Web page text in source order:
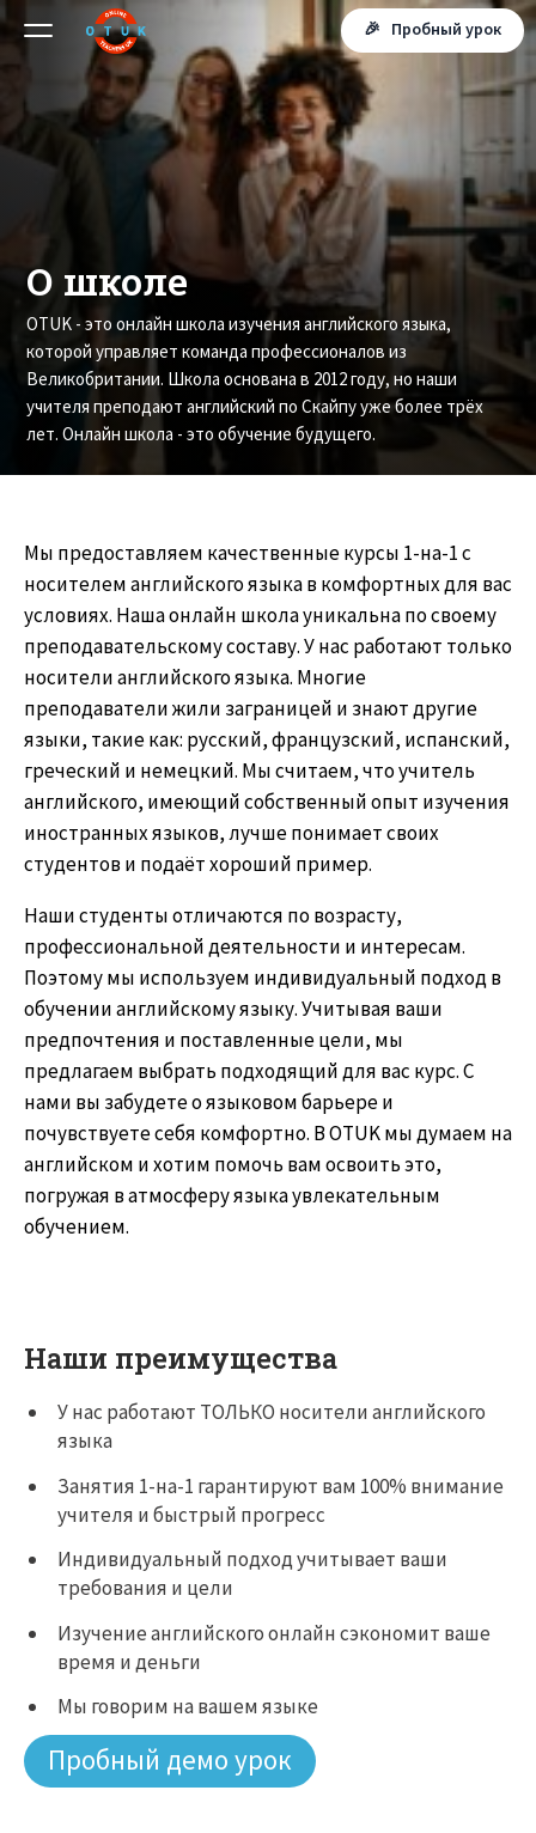
🎉 Пробный урок
О школе
OTUK - это онлайн школа изучения английского языка,
которой управляет команда профессионалов из
Великобритании. Школа основана в 2012 году, но наши
учителя преподают английский по Скайпу уже более трёх
лет. Онлайн школа - это обучение будущего.
Мы предоставляем качественные курсы 1-на-1 с
носителем английского языка в комфортных для вас
условиях. Наша онлайн школа уникальна по своему
преподавательскому составу. У нас работают только
носители английского языка. Многие
преподаватели жили заграницей и знают другие
языки, такие как: русский, французский, испанский,
греческий и немецкий. Мы считаем, что учитель
английского, имеющий собственный опыт изучения
иностранных языков, лучше понимает своих
студентов и подаёт хороший пример.
Наши студенты отличаются по возрасту,
профессиональной деятельности и интересам.
Поэтому мы используем индивидуальный подход в
обучении английскому языку. Учитывая ваши
предпочтения и поставленные цели, мы
предлагаем выбрать подходящий для вас курс. С
нами вы забудете о языковом барьере и
почувствуете себя комфортно. В OTUK мы думаем на
английском и хотим помочь вам освоить это,
погружая в атмосферу языка увлекательным
обучением.
Наши преимущества
У нас работают ТОЛЬКО носители английского
языка
Занятия 1-на-1 гарантируют вам 100% внимание
учителя и быстрый прогресс
Индивидуальный подход учитывает ваши
требования и цели
Изучение английского онлайн сэкономит ваше
время и деньги
Мы говорим на вашем языке
Пробный демо урок